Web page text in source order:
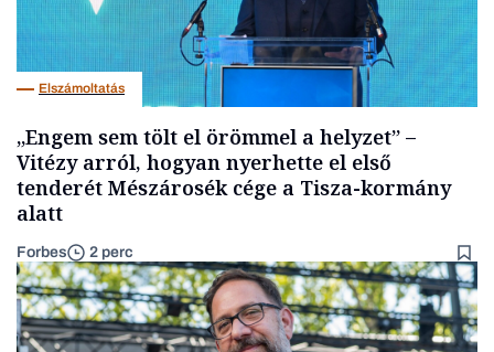
Elszámoltatás
„Engem sem tölt el örömmel a helyzet” –
Vitézy arról, hogyan nyerhette el első
tenderét Mészárosék cége a Tisza-kormány
alatt
Forbes 2 perc